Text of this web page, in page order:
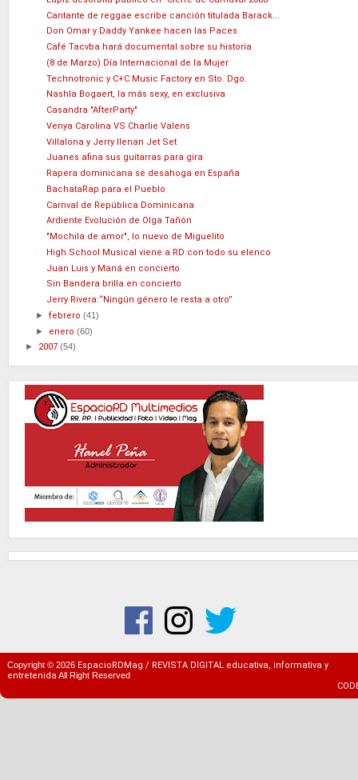
Cantante de reggae escribe canción titulada Barack...
Don Omar y Daddy Yankee hacen las Paces
Café Tacvba hará documental sobre su historia
(8 de Marzo) Día Internacional de la Mujer
Technotronic y C+C Music Factory en Sto. Dgo.
Nashla Bogaert, la más sexy, en exclusiva
Casandra "AfterParty"
Venya Carolina VS Charlie Valens
Villalona y Jerry llenan Jet Set
Juanes afina sus guitarras para gira
Rapera dominicana se desahoga en España
BachataRap para el Pueblo
Carnval de República Dominicana
Ardiente Evolución de Olga Tañón
"Mochila de amor", lo nuevo de Miguelito
High School Musical viene a RD con todo su elenco
Juan Luis y Maná en concierto
Sin Bandera brilla en concierto
Jerry Rivera:“Ningún género le resta a otro”
►febrero(41)
► enero(60)
► 2007 (54)
Copyright © 2026 EspacioRDMag / REVISTA DIGITAL educativa, informativa y
entretenidaAll Right Reserved